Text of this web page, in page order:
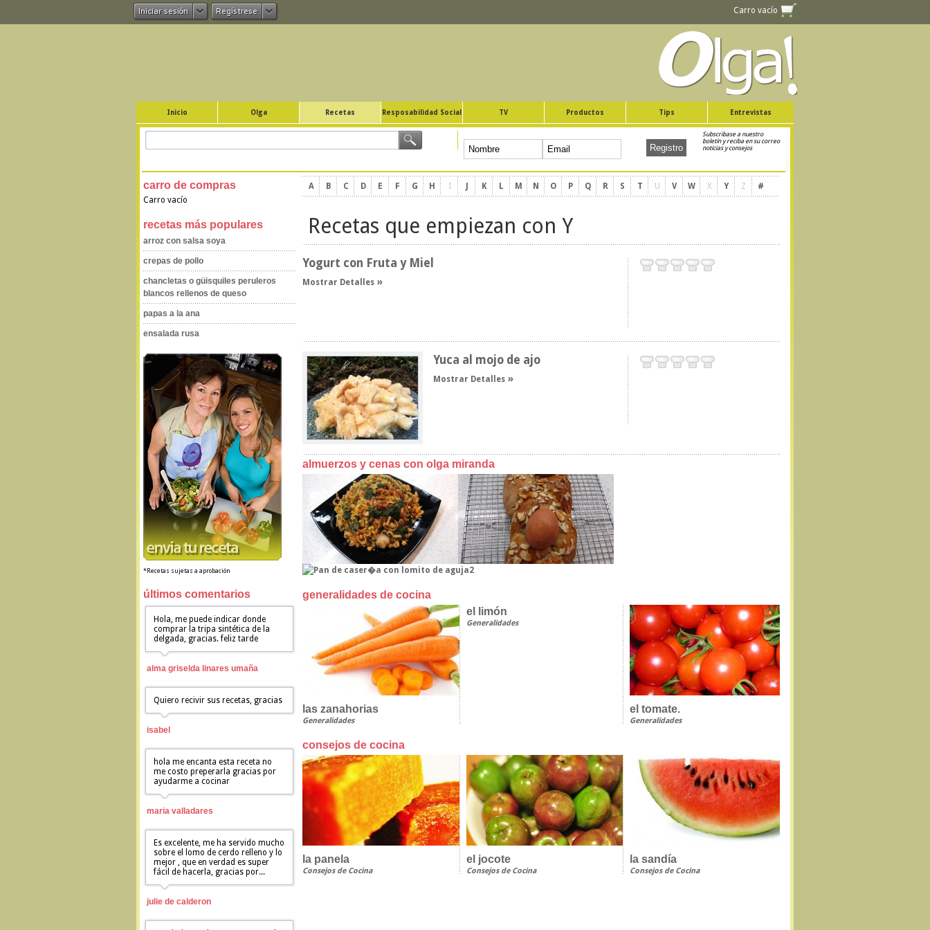
Iniciar sesión Regístrese Carro vacío
Inicio Olga Recetas Resposabilidad Social TV Productos Tips Entrevistas
Subscribase a nuestro
boletín y reciba en su correo
noticias y consejos
carro de compras
Carro vacío
recetas más populares
arroz con salsa soya
crepas de pollo
chancletas o güisquiles peruleros
blancos rellenos de queso
papas a la ana
ensalada rusa
*Recetas sujetas a aprobación
últimos comentarios
Hola, me puede indicar donde
comprar la tripa sintética de la
delgada, gracias. feliz tarde
alma griselda linares umaña
Quiero recivir sus recetas, gracias
isabel
hola me encanta esta receta no
me costo preperarla gracias por
ayudarme a cocinar
maria valladares
Es excelente, me ha servido mucho
sobre el lomo de cerdo relleno y lo
mejor , que en verdad es super
fácil de hacerla, gracias por...
julie de calderon
A B C D E F G H I J K L M N O P Q R S T U V W X Y Z #
Recetas que empiezan con Y
Yogurt con Fruta y Miel
Mostrar Detalles
Yuca al mojo de ajo
Mostrar Detalles
almuerzos y cenas con olga miranda
generalidades de cocina
las zanahorias
Generalidades
el limón
Generalidades
el tomate.
Generalidades
consejos de cocina
la panela
Consejos de Cocina
el jocote
Consejos de Cocina
la sandía
Consejos de Cocina